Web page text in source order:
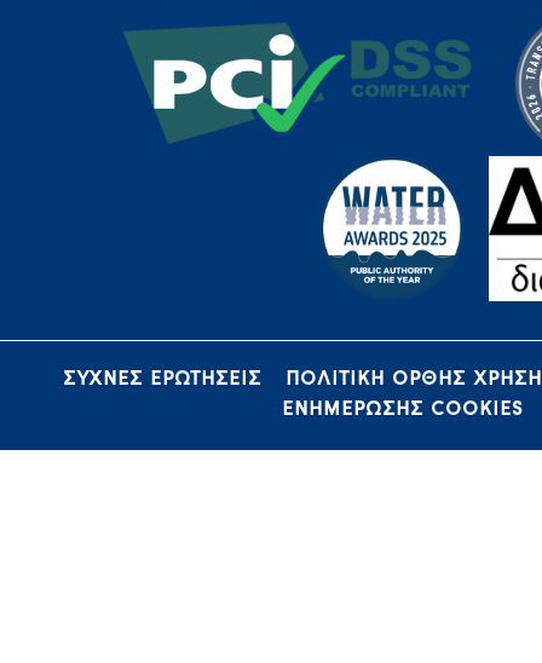
ΣΥΧΝΕΣ ΕΡΩΤΗΣΕΙΣ
ΠΟΛΙΤΙΚΗ ΟΡΘΗΣ
ΕΝΗΜΕΡΩΣΗΣ COOKIES